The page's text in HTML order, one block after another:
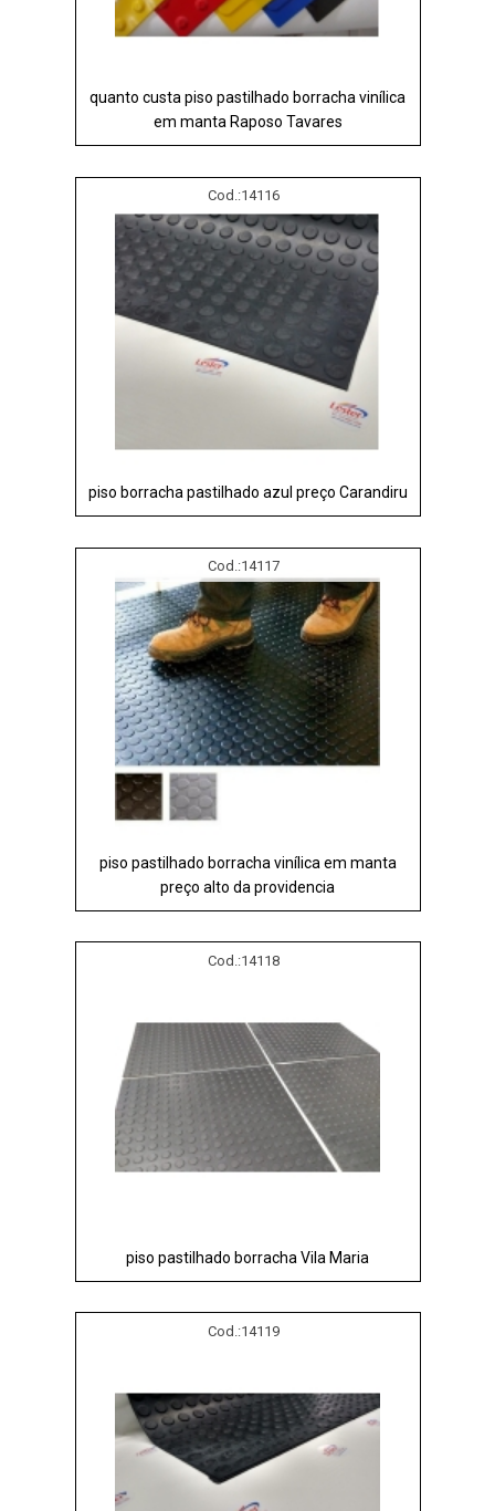
quanto custa piso pastilhado borracha vinílica
em manta Raposo Tavares
Cod.:14116
piso borracha pastilhado azul preço Carandiru
Cod.:14117
piso pastilhado borracha vinílica em manta
preço alto da providencia
Cod.:14118
piso pastilhado borracha Vila Maria
Cod.:14119